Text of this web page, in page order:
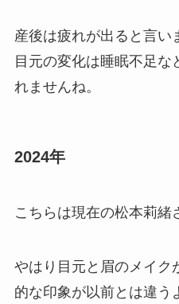
産後は疲れが出ると言い
目元の変化は睡眠不足な
れませんね。
2024年
こちらは現在の松本莉緒
やはり目元と眉のメイク
的な印象が以前とは違う